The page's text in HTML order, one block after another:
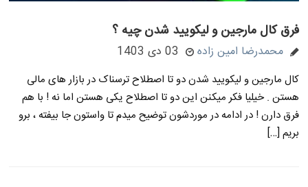
فرق کال مارجین و لیکویید شدن چیه ؟
محمدرضا امین زاده 03 دی 1403
کال مارجین و لیکویید شدن دو تا اصطلاح ترسناک در بازار های مالی
هستن . خیلیا فکر میکنن این دو تا اصطلاح یکی هستن اما نه ! با هم
فرق دارن ! در ادامه در موردشون توضیح میدم تا واستون جا بیفته ، برو
بریم […]